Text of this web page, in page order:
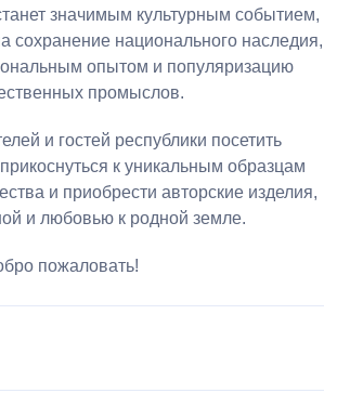
значимым культурным событием,
сохранение национального наследия,
опытом и популяризацию
промыслов.
и гостей республики посетить
к уникальным образцам
и приобрести авторские изделия,
и любовью к родной земле.
пожаловать!